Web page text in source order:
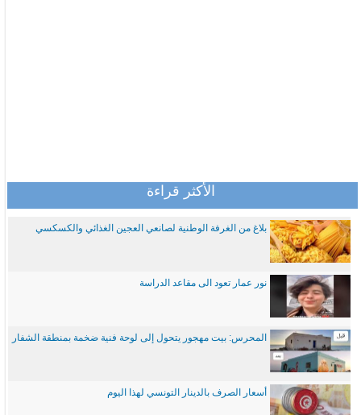
الأكثر قراءة
بلاغ من الغرفة الوطنية لصانعي العجين الغذائي والكسكسي
نور عمار تعود الى مقاعد الدراسة
المحرس: بيت مهجور يتحول إلى لوحة فنية ضخمة بمنطقة الشفار
أسعار الصرف بالدينار التونسي لهذا اليوم